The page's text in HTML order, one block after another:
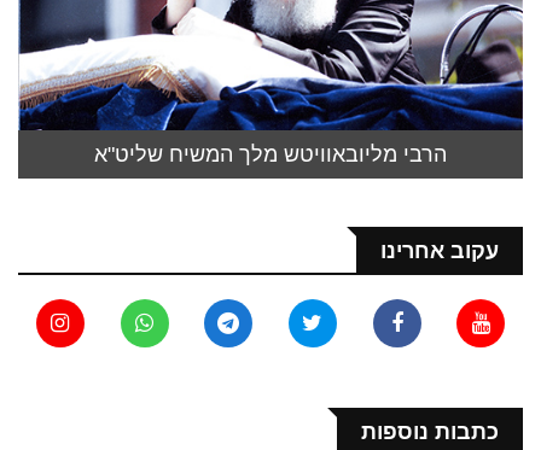
הרבי מליובאוויטש מלך המשיח שליט"א
עקוב אחרינו
כתבות נוספות